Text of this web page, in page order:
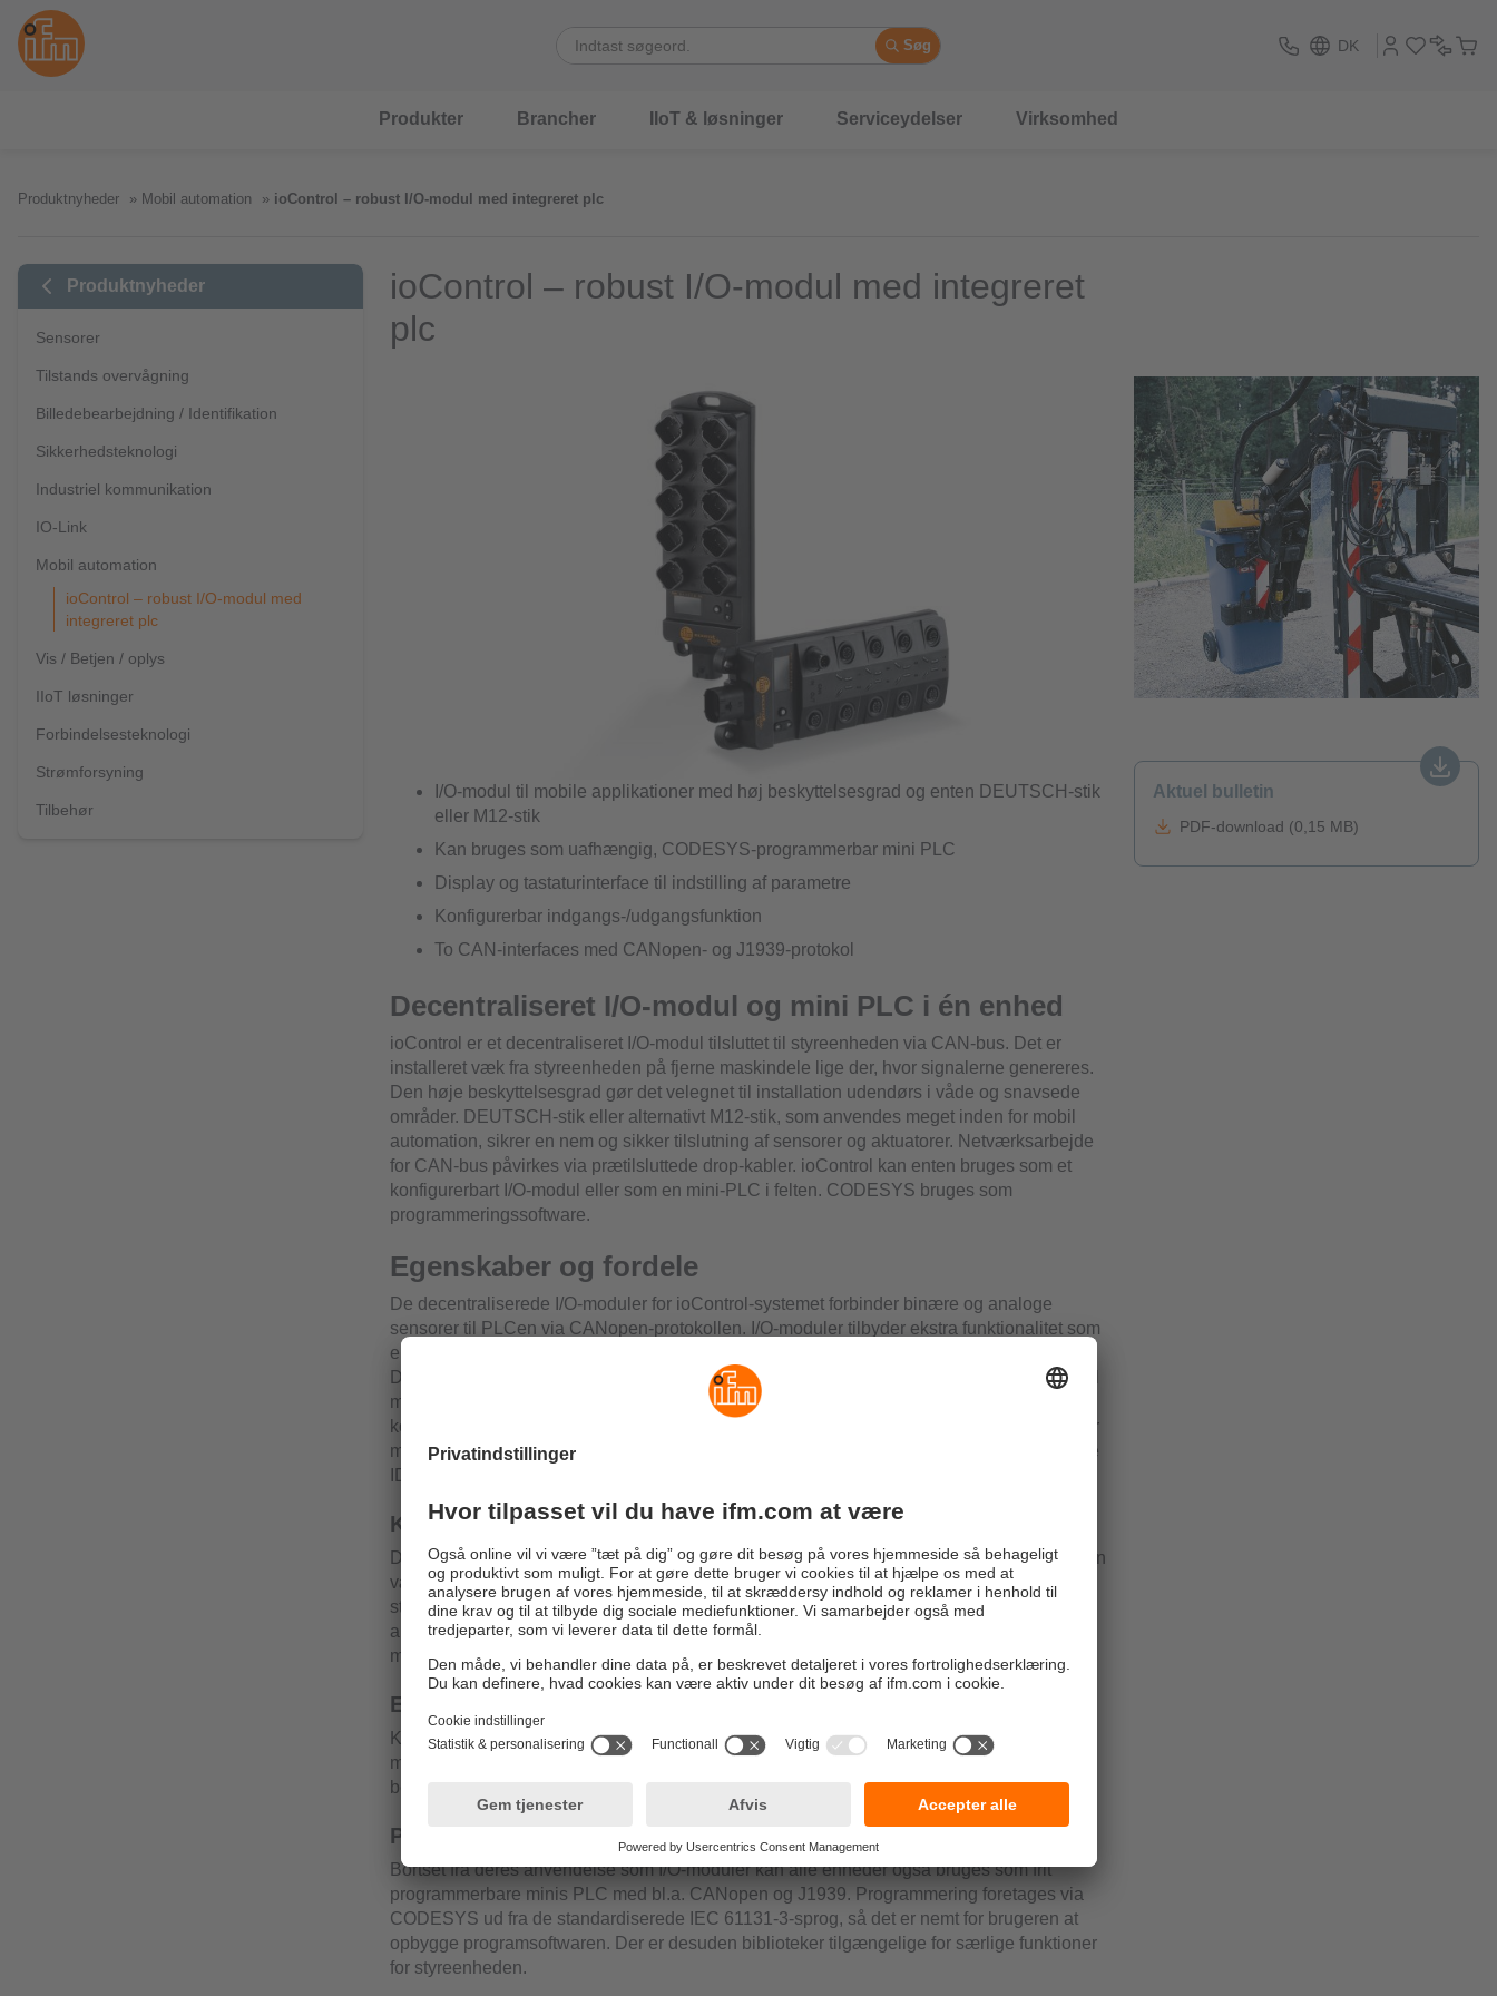
Søg DK
Produkter Brancher IIoT & løsninger Serviceydelser Virksomhed
Produktnyheder Mobil automation ioControl – robust I/O-modul med integreret plc
Produktnyheder
Sensorer
Tilstands overvågning
Billedebearbejdning / Identifikation
Sikkerhedsteknologi
Industriel kommunikation
IO-Link
Mobil automation
ioControl – robust I/O-modul med
integreret plc
Vis / Betjen / oplys
IIoT løsninger
Forbindelsesteknologi
Strømforsyning
Tilbehør
ioControl – robust I/O-modul med integreret
plc
I/O-modul til mobile applikationer med høj beskyttelsesgrad og enten DEUTSCH-stik
eller M12-stik
Kan bruges som uafhængig, CODESYS-programmerbar mini PLC
Display og tastaturinterface til indstilling af parametre
Konfigurerbar indgangs-/udgangsfunktion
To CAN-interfaces med CANopen- og J1939-protokol
Decentraliseret I/O-modul og mini PLC i én enhed
ioControl er et decentraliseret I/O-modul tilsluttet til styreenheden via CAN-bus. Det er
installeret væk fra styreenheden på fjerne maskindele lige der, hvor signalerne genereres.
Den høje beskyttelsesgrad gør det velegnet til installation udendørs i våde og snavsede
områder. DEUTSCH-stik eller alternativt M12-stik, som anvendes meget inden for mobil
automation, sikrer en nem og sikker tilslutning af sensorer og aktuatorer. Netværksarbejde
for CAN-bus påvirkes via prætilsluttede drop-kabler. ioControl kan enten bruges som et
konfigurerbart I/O-modul eller som en mini-PLC i felten. CODESYS bruges som
programmeringssoftware.
Egenskaber og fordele
De decentraliserede I/O-moduler for ioControl-systemet forbinder binære og analoge
sensorer til PLCen via CANopen-protokollen. I/O-moduler tilbyder ekstra funktionalitet som
eksempelvis forbehandling af signaler. Det kompakte, glasfiberforstærkede hus har
DEUTSCH-stik med beskyttelse mod inverteret polaritet eller M12-stik, der er velegnede til
mobilt brug, hvilket giver alle de nødvendige tilslutningsmuligheder for input, output,
kommunikation og programmering. Et integreret, tofarvet LED-display med tastatur hjælper
med enhedskonfiguration, indikation af de vigtigste systemmeddelelser, baud rate og node
ID. Et omfattende udvalg af tilslutningskabler tilbydes.
Konfigurerbare ind- og udgange
Der er mulighed for en høj grad af fleksibilitet med konfigurerbare ind- og udgange. Der kan
vælges mellem analoge og digitale indgange. De analoge indgange kan indstilles som
strømindgange (0...20 mA) eller spændingsindgange (0...10 V/0...32 V). For digitale og
analoge I/O-moduler benyttesprofilen DSP 401. Indgangs- og udgangsfunktionerne for
modulet konfigureres via device object directory.
Elektronikken
Kernen af PLCen, som er designet i henhold til de gældende standarder for elektronik i
mobile anvendelser, er en moderne 32-bit processor. Dens overvågnings- og
beskyttelsesfunktioner muliggør pålidelig drift selv under ekstreme driftsforhold.
Programmerbar iht. IEC 61131-3 med CODESYS
Bortset fra deres anvendelse som I/O-moduler kan alle enheder også bruges som frit
programmerbare minis PLC med bl.a. CANopen og J1939. Programmering foretages via
CODESYS ud fra de standardiserede IEC 61131-3-sprog, så det er nemt for brugeren at
opbygge programsoftwaren. Der er desuden biblioteker tilgængelige for særlige funktioner
for styreenheden.
Aktuel bulletin
PDF-download (0,15 MB)